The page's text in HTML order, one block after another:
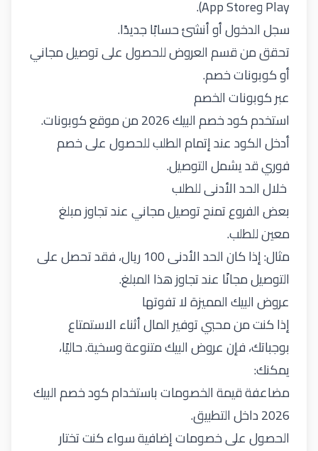
Play وApp Store).
سجل الدخول أو أنشئ حسابًا جديدًا.
تحقق من قسم العروض للحصول على توصيل مجاني
أو كوبونات خصم.
عبر كوبونات الخصم
استخدمكود خصم البيك
أدخل الكود عند إتمام الطلب للحصول على خصم
فوري قد يشمل التوصيل.
خلال الحد الأدنى للطلب
بعض الفروع تمنح توصيل مجاني عند تجاوز مبلغ
معين للطلب.
مثال: إذا كان الحد الأدنى 100 ريال، فقد تحصل على
التوصيل مجانًا عند تجاوز هذا المبلغ.
عروض البيك المميزة لا تفوتها
إذا كنت من محبي توفير المال أثناء الاستمتاع
بوجباتك، فإن عروض البيك متنوعة وسخية. حاليًا،
يمكنك:
مضاعفة قيمة الخصومات باستخدام كود خصم البيك
2026 داخل التطبيق.
الحصول على خصومات إضافية سواء كنت تختار